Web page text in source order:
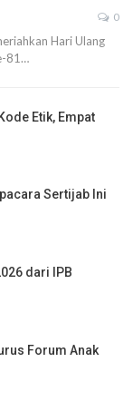
0
Hari Ulang
81…
Etik, Empat
Sertijab Ini
dari IPB
Forum Anak